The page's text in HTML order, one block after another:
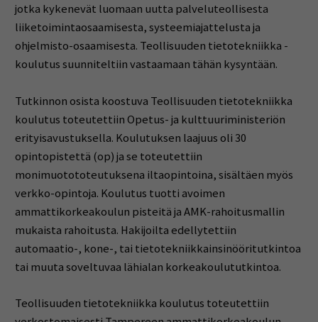
jotka kykenevät luomaan uutta palveluteollisesta
liiketoimintaosaamisesta, systeemiajattelusta ja
ohjelmisto-osaamisesta. Teollisuuden tietotekniikka -
koulutus suunniteltiin vastaamaan tähän kysyntään.
Tutkinnon osista koostuva Teollisuuden tietotekniikka
koulutus toteutettiin Opetus- ja kulttuuriministeriön
erityisavustuksella. Koulutuksen laajuus oli 30
opintopistettä (op) ja se toteutettiin
monimuotototeutuksena iltaopintoina, sisältäen myös
verkko-opintoja. Koulutus tuotti avoimen
ammattikorkeakoulun pisteitä ja AMK-rahoitusmallin
mukaista rahoitusta. Hakijoilta edellytettiin
automaatio-, kone-, tai tietotekniikkainsinööritutkintoa
tai muuta soveltuvaa lähialan korkeakoulututkintoa.
Teollisuuden tietotekniikka koulutus toteutettiin